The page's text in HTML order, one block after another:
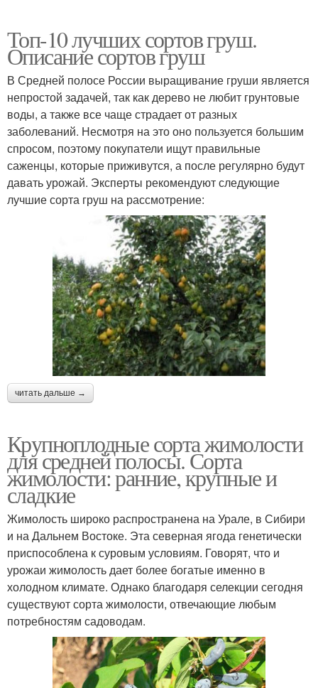
Топ-10 лучших сортов груш.
Описание сортов груш
В Средней полосе России выращивание груши является
непростой задачей, так как дерево не любит грунтовые
воды, а также все чаще страдает от разных
заболеваний. Несмотря на это оно пользуется большим
спросом, поэтому покупатели ищут правильные
саженцы, которые приживутся, а после регулярно будут
давать урожай. Эксперты рекомендуют следующие
лучшие сорта груш на рассмотрение:
читать дальше →
Крупноплодные сорта жимолости
для средней полосы. Сорта
жимолости: ранние, крупные и
сладкие
Жимолость широко распространена на Урале, в Сибири
и на Дальнем Востоке. Эта северная ягода генетически
приспособлена к суровым условиям. Говорят, что и
урожаи жимолость дает более богатые именно в
холодном климате. Однако благодаря селекции сегодня
существуют сорта жимолости, отвечающие любым
потребностям садоводам.